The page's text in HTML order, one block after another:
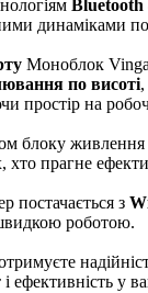
Bluetooth
динаміками
Моноблок Vinga
по висоті
простір на
блоку живлення
прагне
постачається з
роботою.
у